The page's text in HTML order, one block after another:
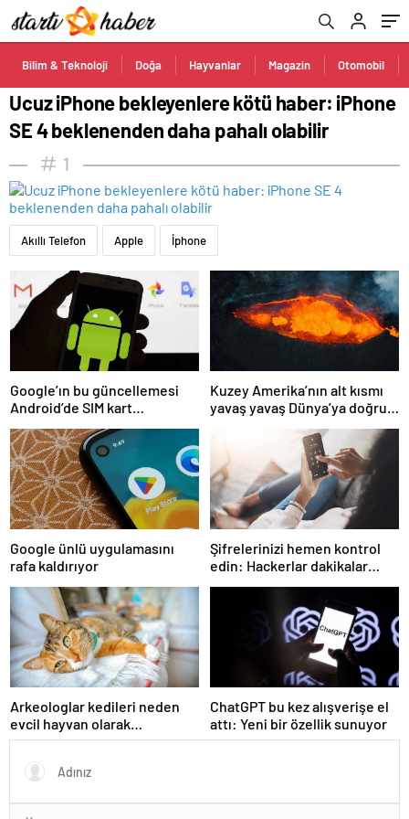
Bilim & Teknoloji Doğa Hayvanlar Magazin Otomobil
olabilir
Ucuz iPhone bekleyenlere kötü haber: iPhone
SE 4 beklenenden daha pahalı olabilir
1
Akıllı Telefon Apple İphone
Google’ın bu güncellemesi
Android’de SIM kart
kullanımını ortadan
kaldıracak
Kuzey Amerika’nın alt kısmı
yavaş yavaş Dünya’ya doğru
Google ünlü uygulamasını
rafa kaldırıyor
Şifrelerinizi hemen kontrol
edin: Hackerlar dakikalar
içinde kırıyor
Arkeologlar kedileri neden
evcil hayvan olarak
beslediğimizin sırrını keşfetti
ChatGPT bu kez alışverişe el
attı: Yeni bir özellik sunuyor